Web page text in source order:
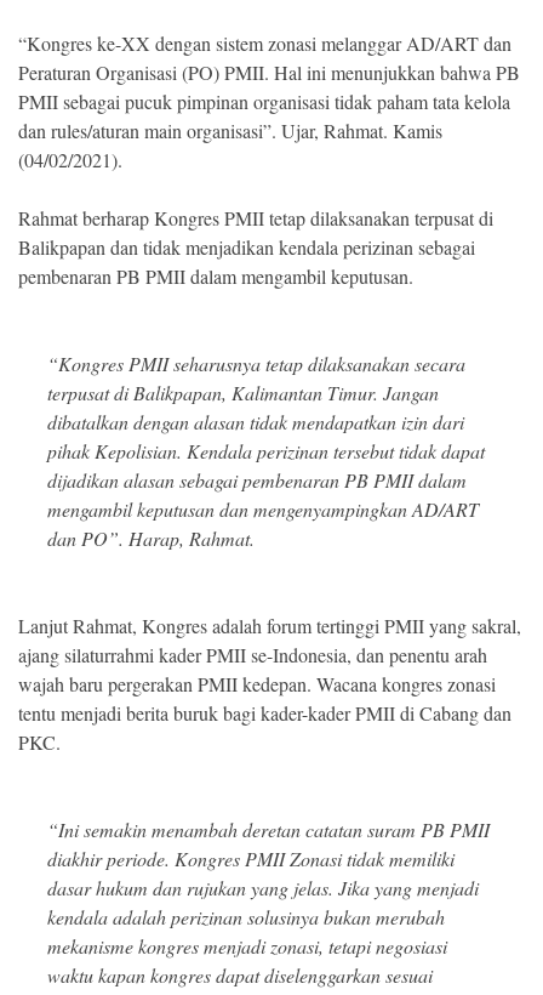
“Kongres ke-XX dengan sistem zonasi melanggar AD/ART dan
Peraturan Organisasi (PO) PMII. Hal ini menunjukkan bahwa PB
PMII sebagai pucuk pimpinan organisasi tidak paham tata kelola
dan rules/aturan main organisasi”. Ujar, Rahmat. Kamis
(04/02/2021).
Rahmat berharap Kongres PMII tetap dilaksanakan terpusat di
Balikpapan dan tidak menjadikan kendala perizinan sebagai
pembenaran PB PMII dalam mengambil keputusan.
“Kongres PMII seharusnya tetap dilaksanakan secara
terpusat di Balikpapan, Kalimantan Timur. Jangan
dibatalkan dengan alasan tidak mendapatkan izin dari
pihak Kepolisian. Kendala perizinan tersebut tidak dapat
dijadikan alasan sebagai pembenaran PB PMII dalam
mengambil keputusan dan mengenyampingkan AD/ART
dan PO”. Harap, Rahmat.
Lanjut Rahmat, Kongres adalah forum tertinggi PMII yang sakral,
ajang silaturrahmi kader PMII se-Indonesia, dan penentu arah
wajah baru pergerakan PMII kedepan. Wacana kongres zonasi
tentu menjadi berita buruk bagi kader-kader PMII di Cabang dan
PKC.
“Ini semakin menambah deretan catatan suram PB PMII
diakhir periode. Kongres PMII Zonasi tidak memiliki
dasar hukum dan rujukan yang jelas. Jika yang menjadi
kendala adalah perizinan solusinya bukan merubah
mekanisme kongres menjadi zonasi, tetapi negosiasi
waktu kapan kongres dapat diselenggarkan sesuai